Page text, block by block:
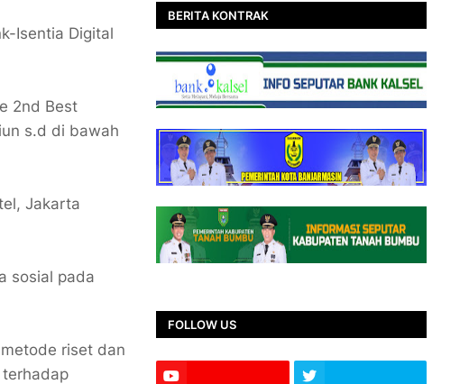
Isentia Digital
2nd Best
s.d di bawah
Jakarta
sosial pada
riset dan
BERITA KONTRAK
FOLLOW US